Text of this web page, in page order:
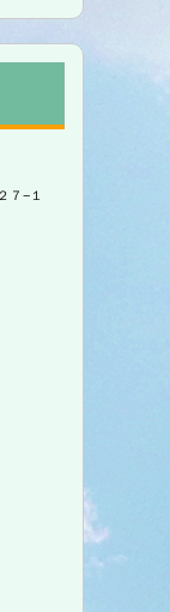
７−１